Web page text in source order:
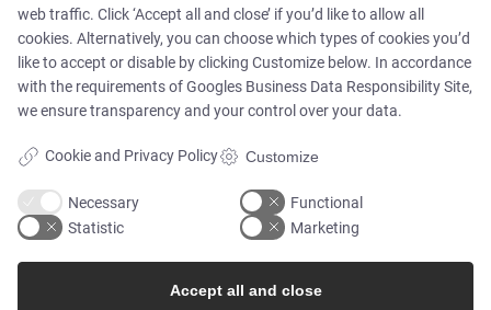
THE COMPANY
Press Centre
web traffic. Click ‘Accept all and close’ if you’d like to allow all
cookies. Alternatively, you can choose which types of cookies you’d
like to accept or disable by clicking Customize below. In accordance
with the requirements ofGoogles Business Data Responsibility Site,
we ensure transparency and your control over your data.
Cookie and Privacy Policy Customize
Necessary
Functional
Statistic
Marketing
Accept all and close